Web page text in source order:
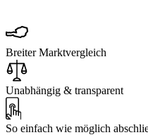
Breiter Marktvergleich
Unabhängig & transparent
So einfach wie möglich